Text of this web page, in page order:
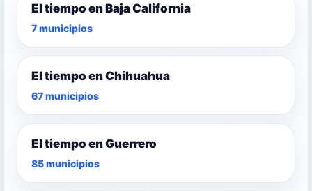
El tiempo en Baja California
7 municipios
El tiempo en Chihuahua
67 municipios
El tiempo en Guerrero
85 municipios